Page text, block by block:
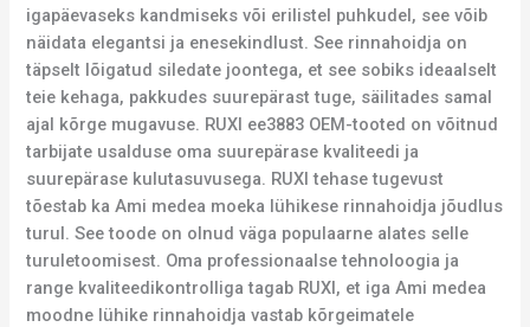
igapäevaseks kandmiseks või erilistel puhkudel, see võib
näidata elegantsi ja enesekindlust. See rinnahoidja on
täpselt lõigatud siledate joontega, et see sobiks ideaalselt
teie kehaga, pakkudes suurepärast tuge, säilitades samal
ajal kõrge mugavuse. RUXI ee3883 OEM-tooted on võitnud
tarbijate usalduse oma suurepärase kvaliteedi ja
suurepärase kulutasuvusega. RUXI tehase tugevust
tõestab ka Ami medea moeka lühikese rinnahoidja jõudlus
turul. See toode on olnud väga populaarne alates selle
turuletoomisest. Oma professionaalse tehnoloogia ja
range kvaliteedikontrolliga tagab RUXI, et iga Ami medea
moodne lühike rinnahoidja vastab kõrgeimatele